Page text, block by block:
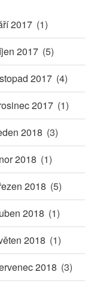
2017 (1)
2017 (5)
2017 (4)
2017 (1)
2018 (3)
2018 (1)
2018 (5)
2018 (1)
2018 (1)
2018 (3)